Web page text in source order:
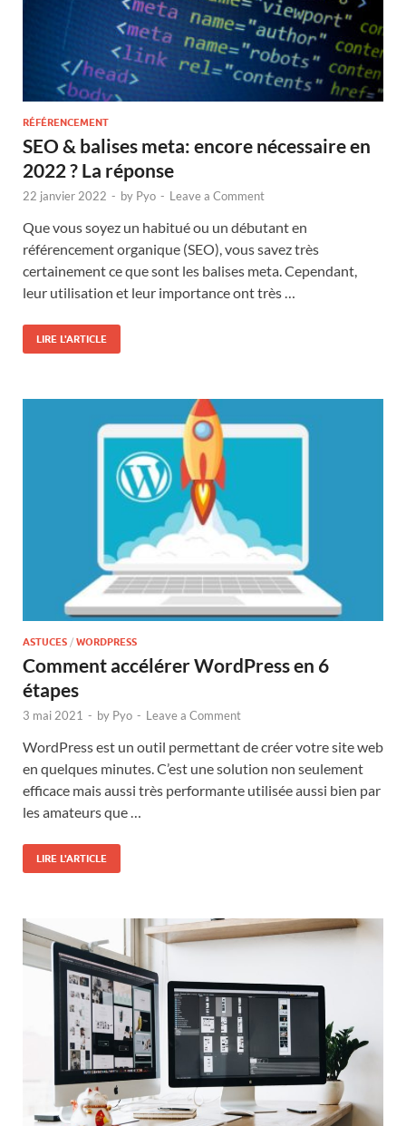
RÉFÉRENCEMENT
SEO & balises meta: encore nécessaire en
2022 ? La réponse
22 janvier 2022 - by Pyo - Leave a Comment
Que vous soyez un habitué ou un débutant en
référencement organique (SEO), vous savez très
certainement ce que sont les balises meta. Cependant,
leur utilisation et leur importance ont très …
LIRE L'ARTICLE
ASTUCES / WORDPRESS
Comment accélérer WordPress en 6
étapes
3 mai 2021 - by Pyo - Leave a Comment
WordPress est un outil permettant de créer votre site web
en quelques minutes. C’est une solution non seulement
efficace mais aussi très performante utilisée aussi bien par
les amateurs que …
LIRE L'ARTICLE